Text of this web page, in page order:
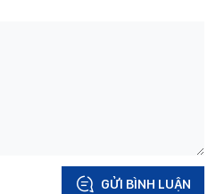
GỬI BÌNH LUẬN